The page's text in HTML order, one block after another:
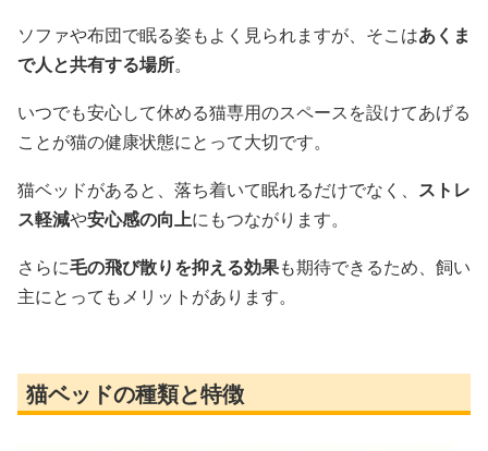
ソファや布団で眠る姿もよく見られますが、そこはあくま
で人と共有する場所。
いつでも安心して休める猫専用のスペースを設けてあげる
ことが猫の健康状態にとって大切です。
猫ベッドがあると、落ち着いて眠れるだけでなく、 ストレ
ス軽減や安心感の向上にもつながります。
さらに毛の飛び散りを抑える効果も期待できるため、飼い
主にとってもメリットがあります。
猫ベッドの種類と特徴